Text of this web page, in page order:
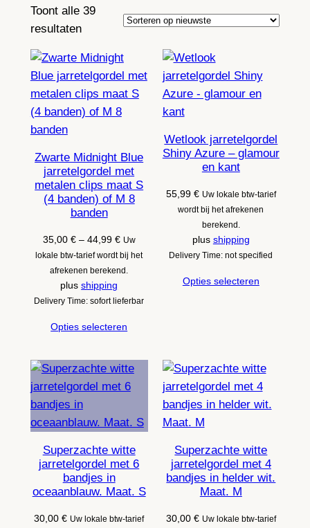
Toont alle 39
resultatenGesorteerd
nieuwste
Zwarte Midnight Blue
jarretelgordel met
metalen clips maat S
(4 banden) of M 8
banden
35,00 € – 44,99 €Prijsklasse:
35,00 €
tot
Uw
lokale btw-tarief wordt bij het
afrekenen berekend.
plusshipping
Delivery Time: sofort lieferbar
Opties selecteren
Wetlook jarretelgordel
Shiny Azure – glamour
en kant
55,99 € Uw lokale btw-tarief
wordt bij het afrekenen
berekend.
plus shipping
Delivery Time: not specified
Opties selecteren
Superzachte witte
jarretelgordel met 6
bandjes in
oceaanblauw. Maat. S
30,00€ Uw lokale btw-tarief
Superzachte witte
jarretelgordel met 4
bandjes in helder wit.
Maat. M
30,00 € Uw lokale btw-tarief